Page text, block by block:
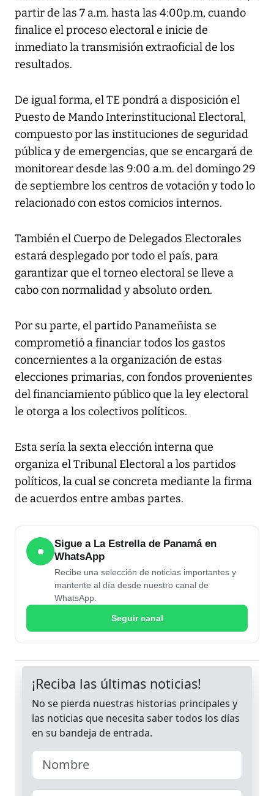
partir de las 7 a.m. hasta las 4:00p.m, cuando
finalice el proceso electoral e inicie de
inmediato la transmisión extraoficial de los
resultados.
De igual forma, el TE pondrá a disposición el
Puesto de Mando Interinstitucional Electoral,
compuesto por las instituciones de seguridad
pública y de emergencias, que se encargará de
monitorear desde las 9:00 a.m. del domingo 29
de septiembre los centros de votación y todo lo
relacionado con estos comicios internos.
También el Cuerpo de Delegados Electorales
estará desplegado por todo el país, para
garantizar que el torneo electoral se lleve a
cabo con normalidad y absoluto orden.
Por su parte, el partido Panameñista se
comprometió a financiar todos los gastos
concernientes a la organización de estas
elecciones primarias, con fondos provenientes
del financiamiento público que la ley electoral
le otorga a los colectivos políticos.
Esta sería la sexta elección interna que
organiza el Tribunal Electoral a los partidos
políticos, la cual se concreta mediante la firma
de acuerdos entre ambas partes.
●
Sigue a La Estrella de Panamá en
WhatsApp
Recibe una selección de noticias importantes y
mantente al día desde nuestro canal de
WhatsApp.
Seguir canal